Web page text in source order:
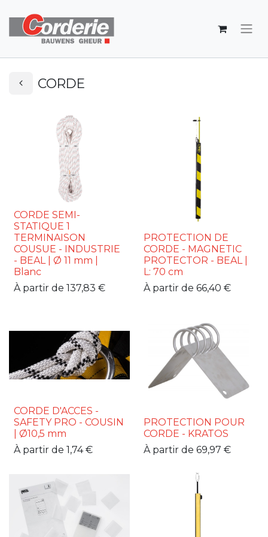
CORDE
CORDE SEMI-
STATIQUE 1
TERMINAISON
COUSUE - INDUSTRIE
- BEAL | Ø 11 mm |
Blanc
À partir de 137,83 €
PROTECTION DE
CORDE - MAGNETIC
PROTECTOR - BEAL |
L: 70 cm
À partir de 66,40 €
CORDE D'ACCES -
SAFETY PRO - COUSIN
| Ø10,5 mm
À partir de 1,74€
PROTECTION POUR
CORDE - KRATOS
À partir de 69,97 €